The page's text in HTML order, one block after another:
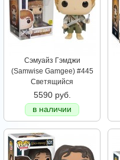
Сэмуайз Гэмджи
(Samwise Gamgee) #445
Светящийся
5590 руб.
в наличии